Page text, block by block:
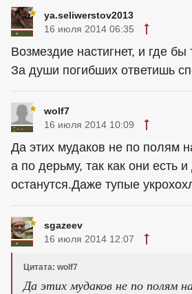
ya.seliwerstov2013
16 июля 2014 06:35
Возмездие настигнет, и где
За души погибших ответишь
wolf7
16 июля 2014 10:09
Да этих мудаков не по полям
а по дерьму, так как они есть
останутся.Даже тупые
sgazeev
16 июля 2014 12:07
Цитата: wolf7
Да этих мудаков не по полям